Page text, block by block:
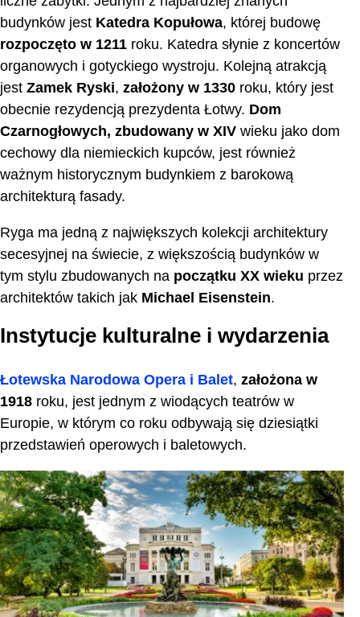
budynków jest Katedra Kopułowa, której budowę
rozpoczęto w 1211 roku. Katedra słynie z koncertów
organowych i gotyckiego wystroju. Kolejną atrakcją
jest Zamek Ryski, założony w 1330 roku, który jest
obecnie rezydencją prezydenta Łotwy. Dom
Czarnogłowych, zbudowany w XIV wieku jako dom
cechowy dla niemieckich kupców, jest również
ważnym historycznym budynkiem z barokową
architekturą fasady.
Ryga ma jedną z największych kolekcji architektury
secesyjnej na świecie, z większością budynków w
tym stylu zbudowanych na początku XX wieku przez
architektów takich jak Michael Eisenstein.
Instytucje kulturalne i wydarzenia
Łotewska Narodowa Opera i Balet, założona w
1918 roku, jest jednym z wiodących teatrów w
Europie, w którym co roku odbywają się dziesiątki
przedstawień operowych i baletowych.